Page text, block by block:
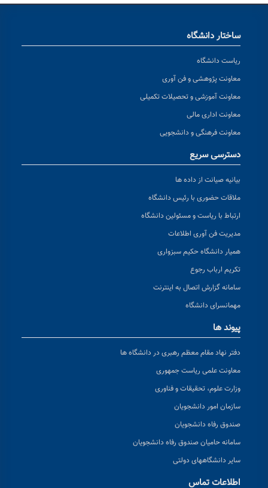
ساختار دانشگاه
ریاست دانشگاه
معاونت پژوهشی و فن آوری
معاونت آموزشی و تحصیلات تکمیلی
معاونت اداری مالی
معاونت فرهنگی و دانشجویی
دسترسی سریع
بیانیه صیانت از داده ها
ملاقات حضوری با رئیس دانشگاه
ارتباط با ریاست و مسئولین دانشگاه
مدیریت فن آوری اطلاعات
همیار دانشگاه حکیم سبزواری
تکریم ارباب رجوع
سامانه گزارش اتصال به اینترنت
مهمانسرای دانشگاه
پیوند ها
دفتر نهاد مقام معظم رهبری در دانشگاه ها
معاونت علمی ریاست جمهوری
وزارت علوم، تحقیقات و فناوری
سازمان امور دانشجویان
صندوق رفاه دانشجویان
سامانه حامیان صندوق رفاه دانشجویان
سایر دانشگاههای دولتی
اطلاعات تماس